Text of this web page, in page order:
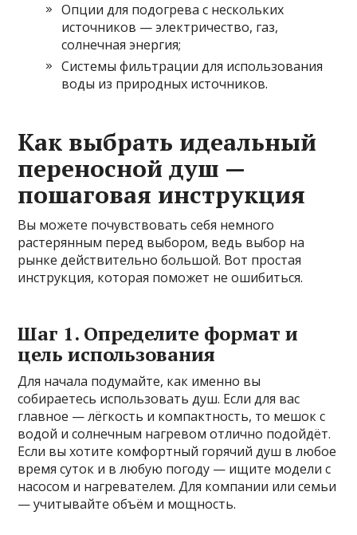
Опции для подогрева с нескольких
источников — электричество, газ,
солнечная энергия;
Системы фильтрации для использования
воды из природных источников.
Как выбрать идеальный
переносной душ —
пошаговая инструкция
Вы можете почувствовать себя немного
растерянным перед выбором, ведь выбор на
рынке действительно большой. Вот простая
инструкция, которая поможет не ошибиться.
Шаг 1. Определите формат и
цель использования
Для начала подумайте, как именно вы
собираетесь использовать душ. Если для вас
главное — лёгкость и компактность, то мешок с
водой и солнечным нагревом отлично подойдёт.
Если вы хотите комфортный горячий душ в любое
время суток и в любую погоду — ищите модели с
насосом и нагревателем. Для компании или семьи
— учитывайте объём и мощность.